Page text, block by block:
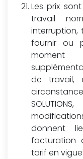
Les prix
travail
fournir ou
moment
de travail,
donnent
facturation
tarif en